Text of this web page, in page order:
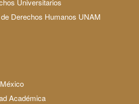
Universitarios
Derechos Humanos UNAM
Académica